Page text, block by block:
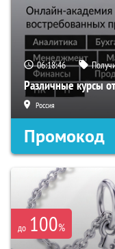
06:18:46
Различные курсы
Россия
Промокод
до 100%